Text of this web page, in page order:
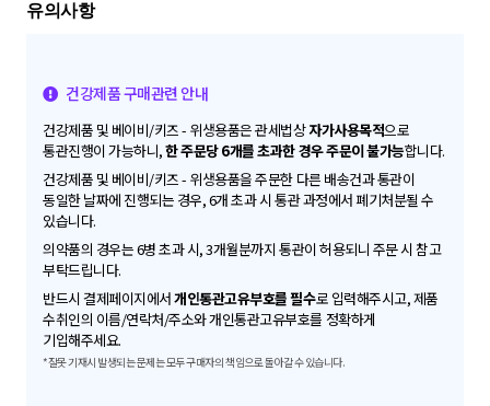
유의사항
건강제품 구매관련 안내
건강제품 및 베이비/키즈 - 위생용품은 관세법상자가사용목적으로
통관진행이 가능하니,한 주문당 6개를 초과한 경우 주문이 불가능합니다.
건강제품 및 베이비/키즈 - 위생용품을 주문한 다른 배송건과 통관이
동일한 날짜에 진행되는 경우, 6개 초과 시 통관 과정에서 폐기처분될 수
있습니다.
의약품의 경우는 6병 초과 시, 3개월분까지 통관이 허용되니 주문 시 참고
부탁드립니다.
반드시 결제페이지에서개인통관고유부호를 필수로 입력해주시고, 제품
수취인의 이름/연락처/주소와 개인통관고유부호를 정확하게
기입해주세요.
*잘못 기재시 발생되는 문제는 모두 구매자의 책임으로 돌아갈 수 있습니다.